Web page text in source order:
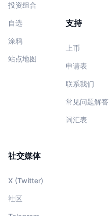
投资组合
自选
涂鸦
站点地图
支持
上币
申请表
联系我们
常见问题解答
词汇表
社交媒体
X (Twitter)
社区